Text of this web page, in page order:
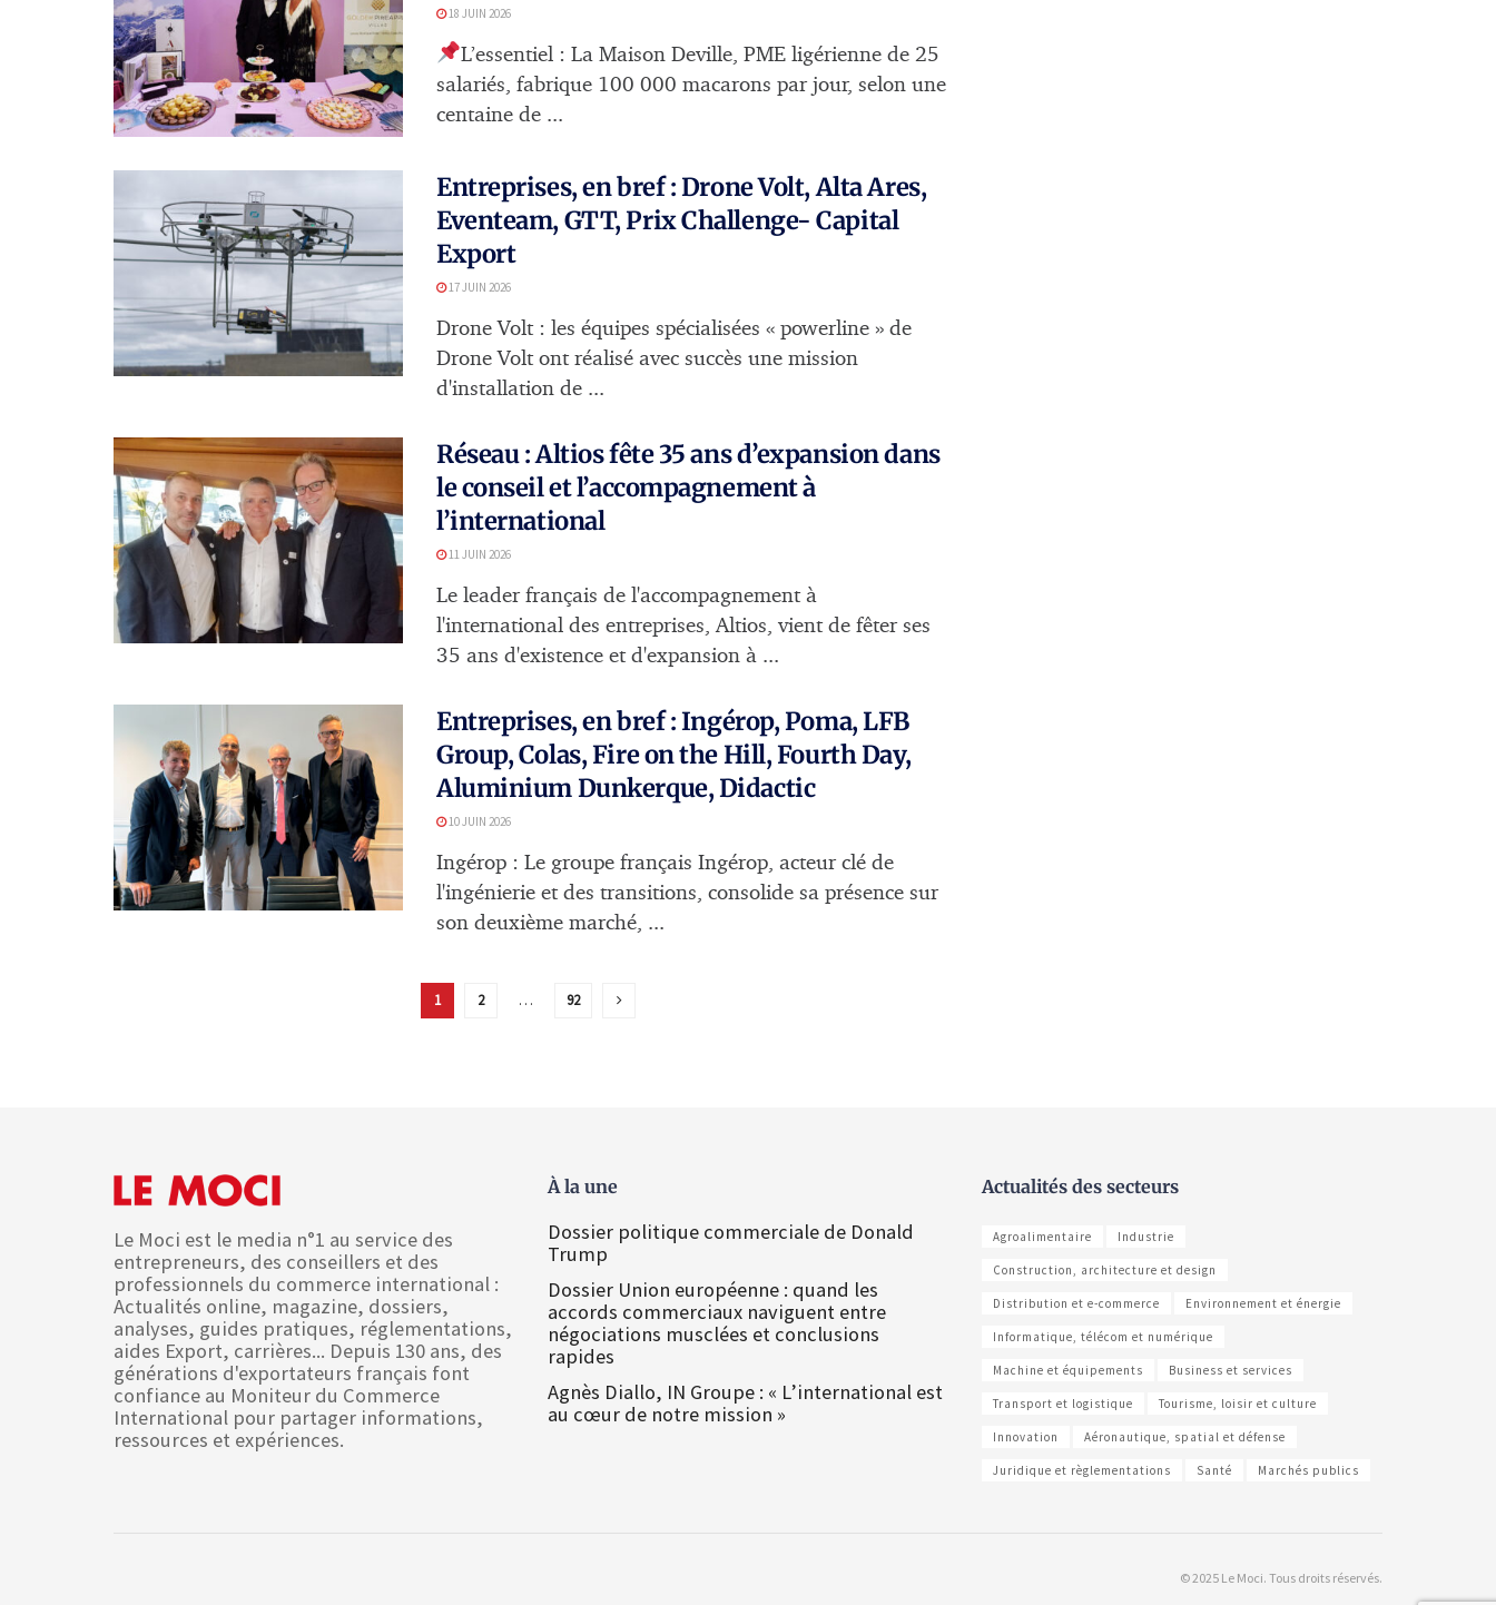
18 JUIN 2026
L’essentiel : La Maison Deville, PME ligérienne de 25
salariés, fabrique 100 000 macarons par jour, selon une
centaine de ...
Entreprises, en bref : Drone Volt, Alta Ares,
Eventeam, GTT, Prix Challenge- Capital
Export
17 JUIN 2026
Drone Volt : les équipes spécialisées « powerline » de
Drone Volt ont réalisé avec succès une mission
d'installation de ...
Réseau : Altios fête 35 ans d’expansion dans
le conseil et l’accompagnement à
l’international
11 JUIN 2026
Le leader français de l'accompagnement à
l'international des entreprises, Altios, vient de fêter ses
35 ans d'existence et d'expansion à ...
Entreprises, en bref : Ingérop, Poma, LFB
Group, Colas, Fire on the Hill, Fourth Day,
Aluminium Dunkerque, Didactic
10 JUIN 2026
Ingérop : Le groupe français Ingérop, acteur clé de
l'ingénierie et des transitions, consolide sa présence sur
son deuxième marché, ...
1 2 … 92
Le Moci est le media n°1 au service des
entrepreneurs, des conseillers et des
professionnels du commerce international :
Actualités online, magazine, dossiers,
analyses, guides pratiques, réglementations,
aides Export, carrières... Depuis 130 ans, des
générations d'exportateurs français font
confiance au Moniteur du Commerce
International pour partager informations,
ressources et expériences.
À la une
Dossier politique commerciale de Donald
Trump
Dossier Union européenne : quand les
accords commerciaux naviguent entre
négociations musclées et conclusions
rapides
Agnès Diallo, IN Groupe : « L’international est
au cœur de notre mission »
Actualités des secteurs
Agroalimentaire Industrie
Construction, architecture et design
Distribution et e-commerce Environnement et énergie
Informatique, télécom et numérique
Machine et équipements Business et services
Transport et logistique Tourisme, loisir et culture
Innovation Aéronautique, spatial et défense
Juridique et règlementations Santé Marchés publics
© 2025 Le Moci. Tous droits réservés.